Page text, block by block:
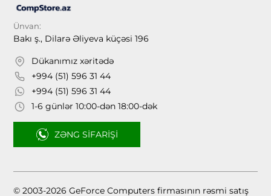
Ünvan:
Bakı ş., Dilarə Əliyeva küçəsi 196
Dükanımız xəritədə
+994 (51) 596 31 44
+994 (51) 596 31 44
1-6 günlər 10:00-dən 18:00-dək
ZƏNG SIFARIŞI
© 2003-2026 GeForce Computers firmasının rəsmi satış